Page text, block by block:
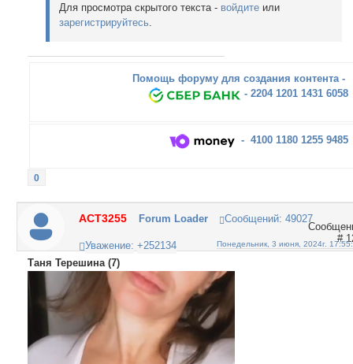
Для просмотра скрытого текста - войдите или
зарегистрируйтесь
Помощь форуму для создания контента -
- 2204 1201 1431 6058
- 4100 1180 1255 9485
0
Понедельник, 3 июня, 2024г.
ACT3255 Forum Loader Сообщений: 49027
Уважение: +252134
Таня Терешина (7)